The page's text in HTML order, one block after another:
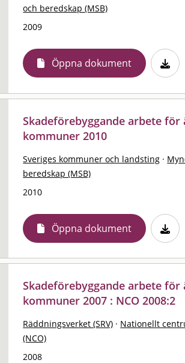
och beredskap (MSB)
2009
Öppna dokument
Skadeförebyggande arbete
kommuner 2010
Sveriges kommuner och landsting ·
beredskap (MSB)
2010
Öppna dokument
Skadeförebyggande arbete
kommuner 2007 : NCO 2008:2
Räddningsverket (SRV) · Nationellt
(NCO)
2008